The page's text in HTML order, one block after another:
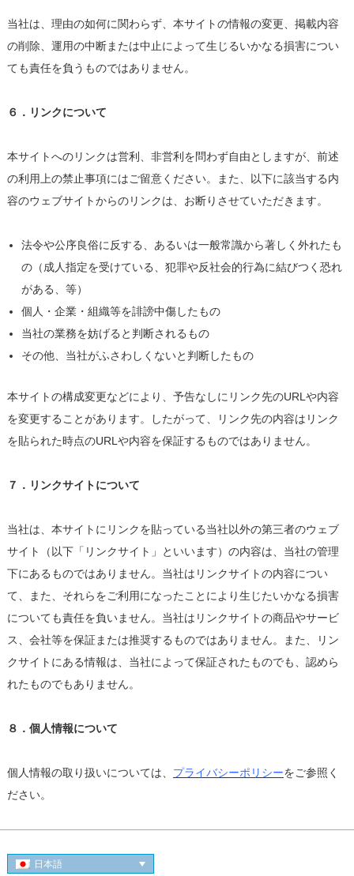
当社は、理由の如何に関わらず、本サイトの情報の変更、掲載内容
の削除、運用の中断または中止によって生じるいかなる損害につい
ても責任を負うものではありません。
６．リンクについて
本サイトへのリンクは営利、非営利を問わず自由としますが、前述
の利用上の禁止事項にはご留意ください。また、以下に該当する内
容のウェブサイトからのリンクは、お断りさせていただきます。
法令や公序良俗に反する、あるいは一般常識から著しく外れたも
の（成人指定を受けている、犯罪や反社会的行為に結びつく恐れ
がある、等）
個人・企業・組織等を誹謗中傷したもの
当社の業務を妨げると判断されるもの
その他、当社がふさわしくないと判断したもの
本サイトの構成変更などにより、予告なしにリンク先のURLや内容
を変更することがあります。したがって、リンク先の内容はリンク
を貼られた時点のURLや内容を保証するものではありません。
７．リンクサイトについて
当社は、本サイトにリンクを貼っている当社以外の第三者のウェブ
サイト（以下「リンクサイト」といいます）の内容は、当社の管理
下にあるものではありません。当社はリンクサイトの内容につい
て、また、それらをご利用になったことにより生じたいかなる損害
についても責任を負いません。当社はリンクサイトの商品やサービ
ス、会社等を保証または推奨するものではありません。また、リン
クサイトにある情報は、当社によって保証されたものでも、認めら
れたものでもありません。
８．個人情報について
個人情報の取り扱いについては、 プライバシーポリシーをご参照く
ださい。
日本語